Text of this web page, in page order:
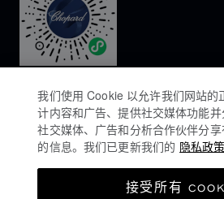
我们使用 Cookie 以允许我们网站的
计内容和广告、提供社交媒体功能
社交媒体、广告和分析合作伙伴分
的信息。我们已更新我们的 隐私政策
接受所有